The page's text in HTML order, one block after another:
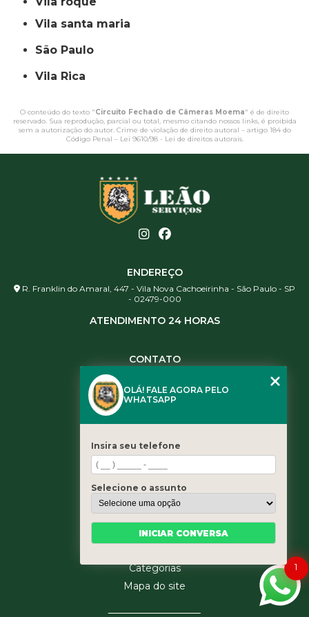
vila santa maria
São Paulo
Vila Rica
O conteúdo do texto "Circuito Fechado de Câmeras Moema" é de direito
reservado. Sua reprodução, parcial ou total, mesmo citando nossos links, é proibida
sem a autorização do autor. Crime de violação de direito autoral – artigo 184 do
Código Penal – Lei 9610/98 - Lei de direitos autorais.
ENDEREÇO
R. Franklin do Amaral, 447 - Vila Nova Cachoeirinha - São Paulo - SP
- 02479-000
ATENDIMENTO 24 HORAS
CONTATO
(11) 3461-5871
contato@leaoservicos.com.br
Home
Quem somos
Serviços
Blog
Categorias
Mapa do site
1
OLÁ! FALE AGORA PELO
WHATSAPP
Insira seu telefone
Selecione o assunto
INICIAR CONVERSA